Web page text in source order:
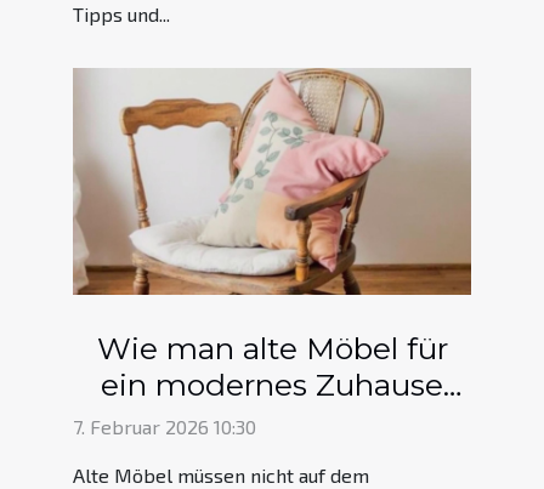
Tipps und...
Wie man alte Möbel für
ein modernes Zuhause
neu gestaltet
7. Februar 2026 10:30
Alte Möbel müssen nicht auf dem